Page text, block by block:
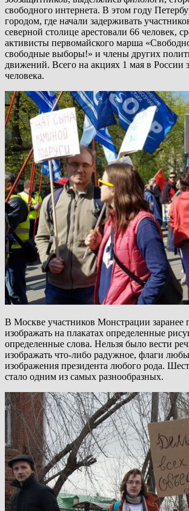
свободного интернета. В этом году
городом, где начали задерживать
северной столице арестовали 66 человек,
активисты первомайского марша
свободные выборы!» и члены других
движений. Всего на акциях 1 мая в России
человека.
В Москве участников Монстрации заранее
изображать на плакатах определенные
определенные слова. Нельзя было вести
изображать что-либо радужное, флаги
изображения президента любого рода.
стало одним из самых разнообразных.